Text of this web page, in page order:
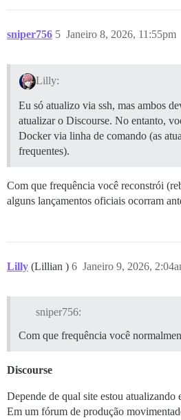
sniper756 Janeiro 8, 2026, 11:55pm
5
Lilly:
Eu só atualizo via ssh, mas ambos
atualizar o Discourse. No entanto,
Docker via linha de comando (as
frequentes).
Com que frequência você reconstrói
alguns lançamentos oficiais ocorram
Lilly (Lillian ) Janeiro 9, 2026,
6
sniper756:
Com que frequência você
Discourse
Depende de qual site estou atualizando
Em um fórum de produção